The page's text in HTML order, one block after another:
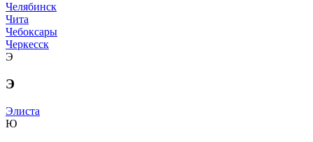
Челябинск
Чита
Чебоксары
Черкесск
Э
Э
Элиста
Ю